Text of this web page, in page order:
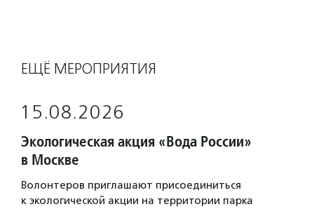
ЕЩЁ МЕРОПРИЯТИЯ
15.08.2026
Экологическая акция «Вода России»
в Москве
Волонтеров приглашают присоединиться
к экологической акции на территории парка